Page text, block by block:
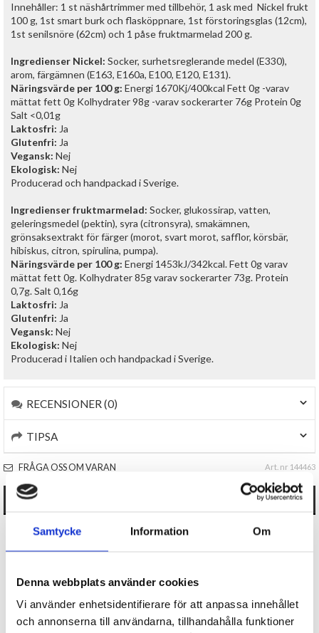
Samtycke Information Om
Denna webbplats använder cookies
Vi använder enhetsidentifierare för att anpassa innehållet
och annonserna till användarna, tillhandahålla funktioner
Innehåller: 1 st näshårtrimmer med tillbehör, 1 ask med Nickel frukt
100 g, 1st smart burk och flasköppnare, 1st förstoringsglas (12cm),
1st senilsnöre (62cm) och 1 påse fruktmarmelad 200 g.
Ingredienser Nickel: Socker, surhetsreglerande medel (E330),
arom, färgämnen (E163, E160a, E100, E120, E131).
Näringsvärde per 100 g: Energi 1670Kj/400kcal Fett 0g -varav
mättat fett 0g Kolhydrater 98g -varav sockerarter 76g Protein 0g
Salt <0,01g
Laktosfri: Ja
Glutenfri: Ja
Vegansk: Nej
Ekologisk: Nej
Producerad och handpackad i Sverige.
Ingredienser fruktmarmelad: Socker, glukossirap, vatten,
geleringsmedel (pektin), syra (citronsyra), smakämnen,
grönsaksextrakt för färger (morot, svart morot, safflor, körsbär,
hibiskus, citron, spirulina, pumpa).
Näringsvärde per 100 g: Energi 1453kJ/342kcal. Fett 0g varav
mättat fett 0g. Kolhydrater 85g varav sockerarter 73g. Protein
0,7g. Salt 0,16g
Laktosfri: Ja
Glutenfri: Ja
Vegansk: Nej
Ekologisk: Nej
Producerad i Italien och handpackad i Sverige.
RECENSIONER (0)
TIPSA
FRÅGA OSS OM VARAN Art. nr 144463